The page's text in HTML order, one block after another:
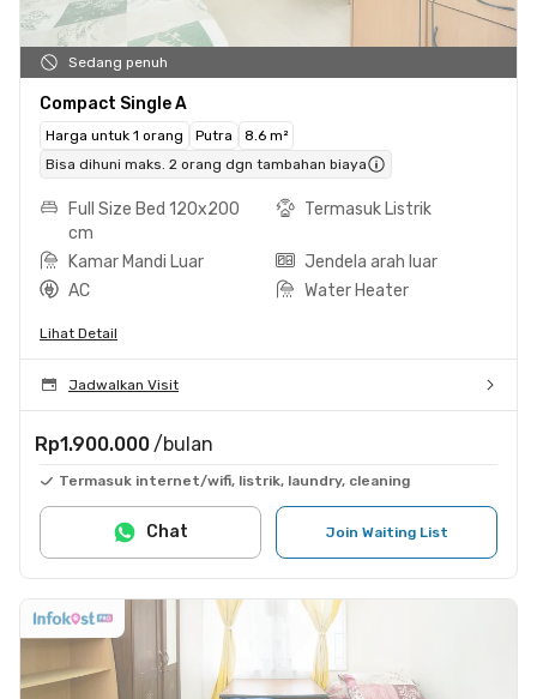
Sedang penuh
Compact Single A
Harga untuk 1 orang Putra
8.6 m²
Bisa dihuni maks. 2 orang dgn tambahan biaya
Full Size Bed 120x200
cm
Termasuk Listrik
Kamar Mandi Luar
Jendela arah luar
AC
Water Heater
Lihat Detail
Jadwalkan Visit
Rp1.900.000 /bulan
Termasuk internet/wifi, listrik, laundry, cleaning
Join Waiting List
Chat